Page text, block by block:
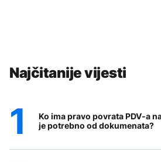
Najčitanije vijesti
Ko ima pravo povrata PDV-a
je potrebno od dokumenata?